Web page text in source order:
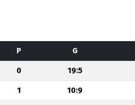
P G
0 19:5
1 10:9